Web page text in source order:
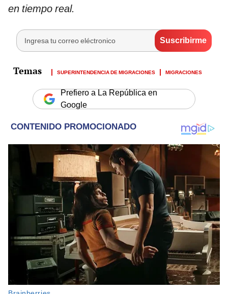
en tiempo real.
SUPERINTENDENCIA DE MIGRACIONES MIGRACIONES
Prefiero a La República en
Google